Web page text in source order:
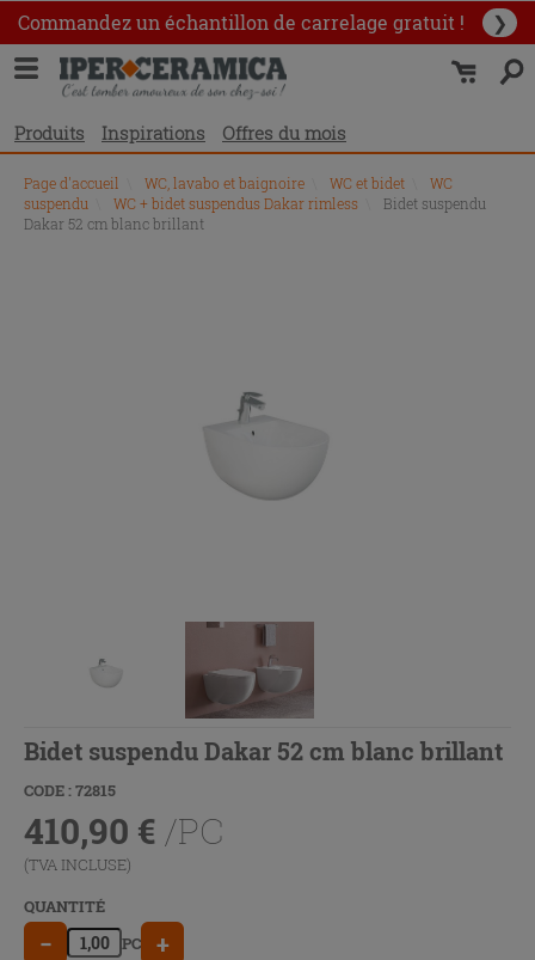
Commandez un échantillon de carrelage gratuit ! ❯
Produits Inspirations Offres du mois
Page d'accueil WC, lavabo et baignoire WC et bidet
WC
suspendu
WC + bidet suspendus Dakar rimless
Bidet suspendu
Dakar 52 cm blanc brillant
Bidet suspendu Dakar 52 cm blanc brillant
CODE : 72815
410,90 € /PC
(TVA INCLUSE)
QUANTITÉ
− PC +